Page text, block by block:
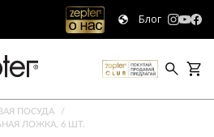
Блог
ПОСУДА
ЛОЖКА, 6 ШТ.